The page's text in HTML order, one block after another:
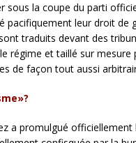
la coupe du parti
pacifiquement leur droit de
traduits devant des
régime et taillé sur
de façon tout aussi
a promulgué officiellement